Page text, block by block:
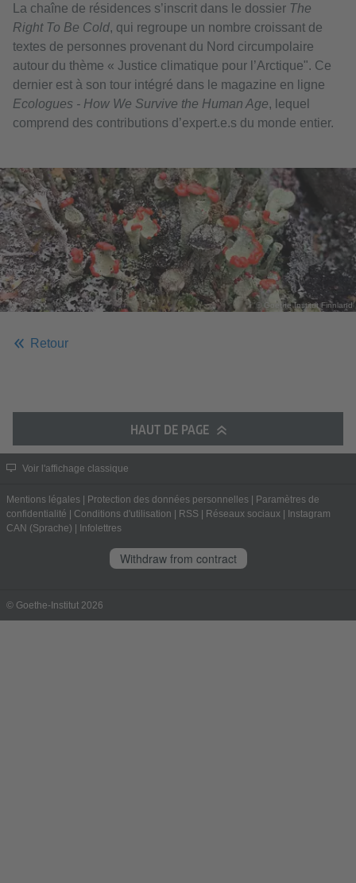
La chaîne de résidences s’inscrit dans le dossier The
Right To Be Cold, qui regroupe un nombre croissant de
textes de personnes provenant du Nord circumpolaire
autour du thème « Justice climatique pour l’Arctique". Ce
dernier est à son tour intégré dans le magazine en ligne
Ecologues - How We Survive the Human Age, lequel
comprend des contributions d’expert.e.s du monde entier.
© Goethe Institut Finnland
Retour
HAUT DE PAGE
Voir l'affichage classique
Mentions légales Protection des données personnelles
Paramètres de
confidentialité
Conditions d'utilisation RSS Réseaux sociaux
Instagram
CAN (Sprache)
Infolettres
Withdraw from contract
© Goethe-Institut 2026